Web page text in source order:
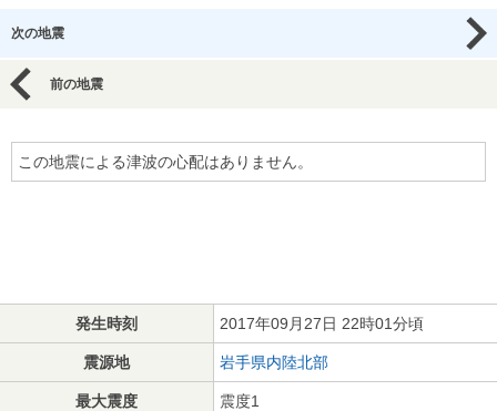
次の地震
前の地震
この地震による津波の心配はありません。
発生時刻 2017年09月27日 22時01分頃
震源地 岩手県内陸北部
最大震度 震度1